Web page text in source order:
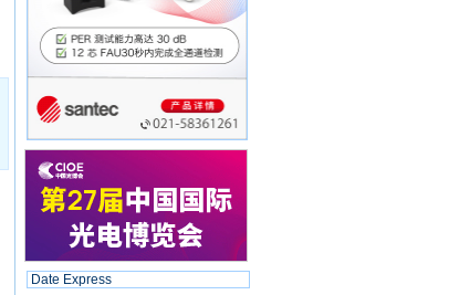
Date Express